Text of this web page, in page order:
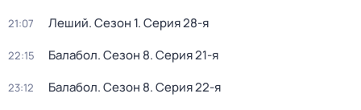
21:07 Леший. Сезон 1. Серия 28-я
22:15 Балабол. Сезон 8. Серия 21-я
23:12 Балабол. Сезон 8. Серия 22-я